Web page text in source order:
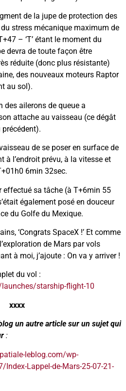
de la jupe de protection des
stress mécanique maximum de
– ‘T’ étant le moment du
devra de toute façon être
réduite (donc plus résistante)
des nouveaux moteurs Raptor
au sol).
des ailerons de queue a
attache au vaisseau (ce dégât
de se poser en surface de
à l’endroit prévu, à la vitesse et
6min 32sec.
effectué sa tâche (à T+6min 55
également posé en douceur
du Golfe du Mexique.
‘Congrats SpaceX !’ Et comme
de Mars par vols
à moi, j’ajoute : On va y arriver !
du vol :
starship-flight-10
xxxx
un autre article sur un sujet qui
:
leblog.com/wp-
Lappel-de-Mars-25-07-21-